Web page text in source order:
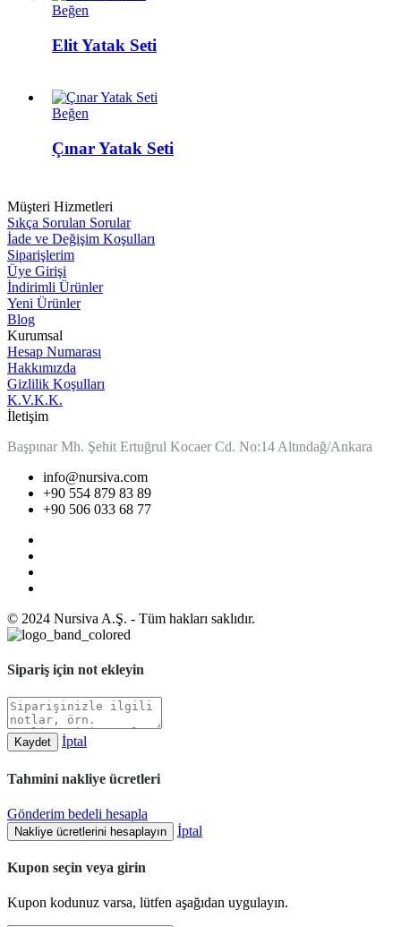
Elit
Seti
Beğen
Elit Yatak Seti
Çınar
Seti
Beğen
Çınar Yatak Seti
Müşteri Hizmetleri
Sıkça Sorulan Sorular
İade ve Değişim Koşulları
Siparişlerim
Üye Girişi
İndirimli Ürünler
Yeni Ürünler
Blog
Kurumsal
Hesap Numarası
Hakkımızda
Gizlilik Koşulları
K.V.K.K.
İletişim
Başpınar Mh. Şehit Ertuğrul Kocaer Cd. No:14 Altındağ/Ankara
info@nursiva.com
+90 554 879 83 89
+90 506 033 68 77
© 2024 Nursiva A.Ş. - Tüm hakları saklıdır.
Sipariş için not ekleyin
Kaydet İptal
Tahmini nakliye ücretleri
Gönderim bedeli hesapla
Nakliye ücretlerini hesaplayın İptal
Kupon seçin veya girin
Kupon kodunuz varsa, lütfen aşağıdan uygulayın.